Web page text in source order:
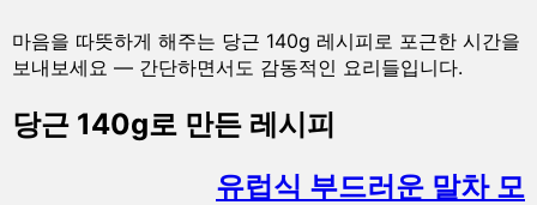
마음을 따뜻하게 해주는 당근 140g 레시피로 포근한 시간을
보내보세요 — 간단하면서도 감동적인 요리들입니다.
당근 140g로 만든 레시피
유럽식 부드러운 말차 모